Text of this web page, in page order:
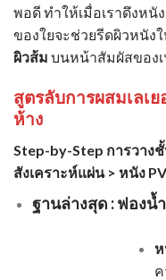
พอดี ทำให้เมื่อเราดึงหนั
ของใยจะช่วยรีดผิวหนังใ
ผิวส้ม บนหน้าสัมผัสของเ
สูตรลับการผสมเลเ
ห้าง
Step-by-Step การวาง
สังเคราะห์แผ่น > หนัง
ฐานล่างสุด : ฟองน้